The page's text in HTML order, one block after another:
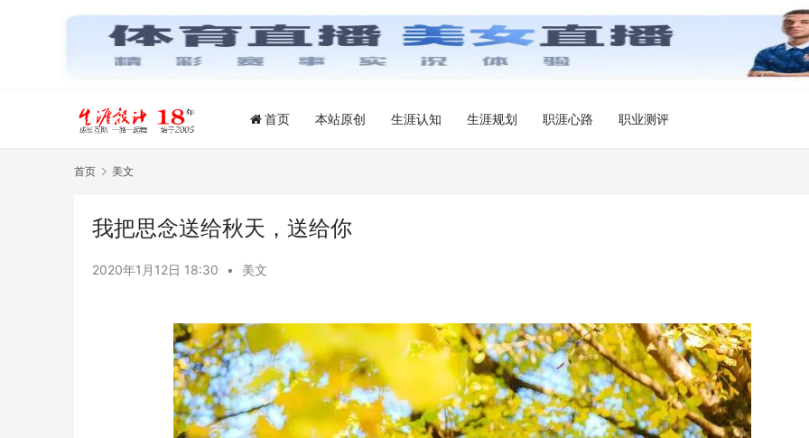
首页 本站原创 生涯认知 生涯规划 职涯心路 职业测评
首页 美文
我把思念送给秋天，送给你
2020年1月12日 18:30 • 美文